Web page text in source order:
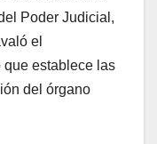
Poder Judicial,
el
que establece las
del órgano